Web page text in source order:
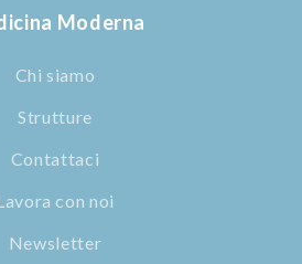
Moderna
Chi siamo
Strutture
Contattaci
con noi
Newsletter